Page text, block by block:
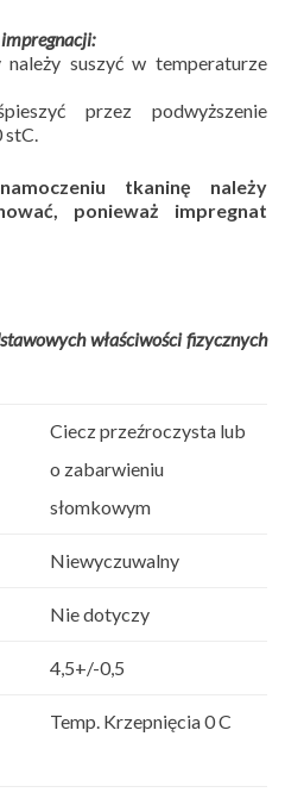
impregnacji:
należy suszyć w temperaturze
przez podwyższenie
stC.
tkaninę należy
ponieważ impregnat
właściwości fizycznych
Ciecz przeźroczysta lub
o zabarwieniu
słomkowym
Niewyczuwalny
Nie dotyczy
4,5+/-0,5
Temp. Krzepnięcia 0 C